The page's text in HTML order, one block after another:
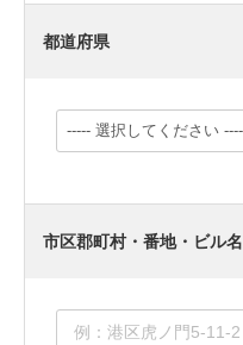
都道府県
市区郡町村・番地・ビル名